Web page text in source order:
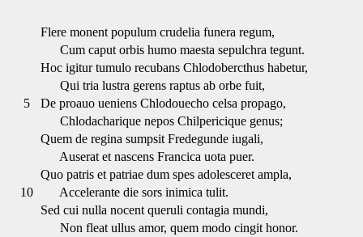
Flere monent populum crudelia funera regum,
Cum caput orbis humo maesta sepulchra tegunt.
Hoc igitur tumulo recubans Chlodobercthus habetur,
Qui tria lustra gerens raptus ab orbe fuit,
5
De proauo ueniens Chlodouecho celsa propago,
Chlodacharique nepos Chilpericique genus;
Quem de regina sumpsit Fredegunde iugali,
Auserat et nascens Francica uota puer.
Quo patris et patriae dum spes adolesceret ampla,
10
Accelerante die sors inimica tulit.
Sed cui nulla nocent queruli contagia mundi,
Non fleat ullus amor, quem modo cingit honor.